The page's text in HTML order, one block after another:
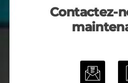
Contactez-